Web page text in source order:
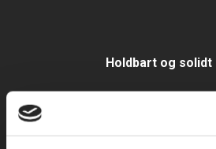
Holdbart og
Løbende tilsyn af